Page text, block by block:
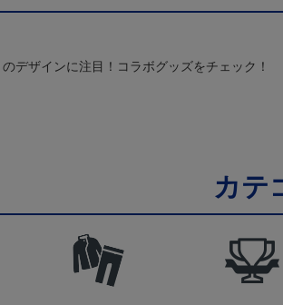
のデザインに注目！コラボグッズをチェック！
カテ